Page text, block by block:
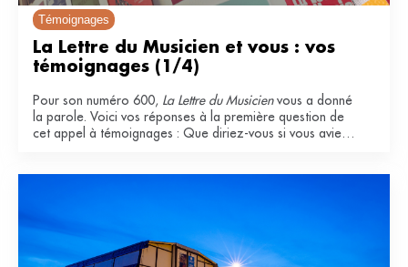
Témoignages
La Lettre du Musicien et vous : vos
témoignages (1/4)
Pour son numéro 600, La Lettre du Musicienvous a donné
la parole. Voici vos réponses à la première question de
cet appel à témoignages : Que diriez-vous si vous aviez